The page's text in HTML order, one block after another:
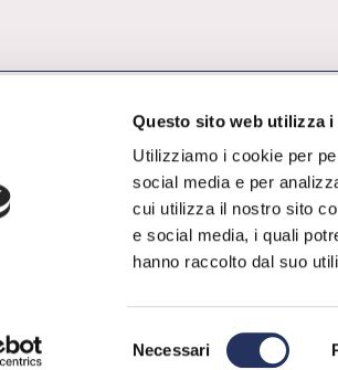
Questo sito web utilizza i
Utilizziamo i cookie per
social media e per
cui utilizza il nostro sito
e social media, i quali
hanno raccolto dal suo
del
Necessari